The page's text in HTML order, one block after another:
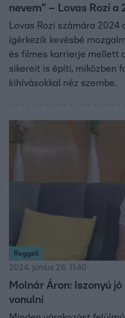
nevem” – Lovas Rozi
Lovas Rozi számára
ígérkezik kevésbé
és filmes karrierje mellett
sikereit is építi, miközben
kihívásokkal néz szembe.
Reggeli
2024. június 26. 11:40
Molnár Áron: Iszonyú
vonulni